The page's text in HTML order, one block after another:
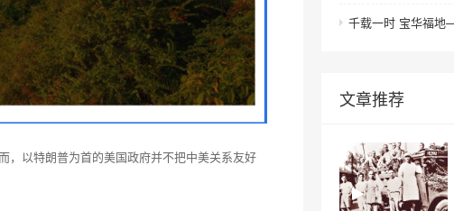
，以特朗普为首的美国政府并不把中美关系友好
文章推荐